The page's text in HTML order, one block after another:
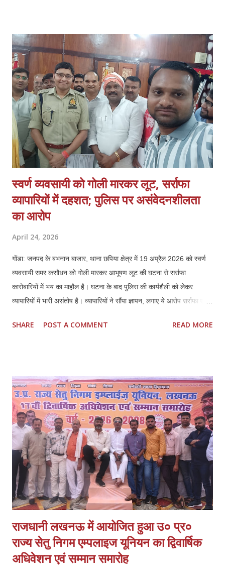
घोषित किया जाना चाहिए। सभी अस्पतालों में CCTV कैमरे लगाए जाने चाहिए और
उन्हें पूरी तरह से सुरक्षित रखा जाना चाहिए। सीनियर पुलिस अधिकारियों को यह
पक्का करना चाहिए कि पुलिस पेट्रोलिंग गाड़ियां अस्पताल के इलाकों में अक्सर
पेट्रोलिंग करें।
स्वर्ण व्यवसायी को गोली मारकर लूट, सर्राफा
व्यापारियों में दहशत; पुलिस पर असंवेदनशीलता
का आरोप
April 24, 2026
गोंडा: जनपद के बभनान बाजार, थाना छपिया क्षेत्र में 19 अप्रैल 2026 को स्वर्ण
व्यवसायी समर कसौधन को गोली मारकर आभूषण लूट की घटना से सर्राफा
कारोबारियों में भय का माहौल है। घटना के बाद पुलिस की कार्यशैली को लेकर
व्यापारियों में भारी असंतोष है। व्यापारियों ने सौंपा ज्ञापन, लगाए ये आरोप सर्राफा एवं
खुद बयान दिया है, जिसका वीडियो भी मौजूद है। इसके बावजूद पुलिस ने उनके भाई
दर्ज हो। 2. समय सीमा में खुलासा कर अपराधियों की गिरफ्तारी और 100%
बरामदगी हो। 3. स्वर्ण व्यवसायी क्षेत्रों में अतिरिक्त पुलिस बल तैनात किया जाए।
4. आत्मरक्षा के लिए स्वर्ण व्यापारियों को प्राथमिकता पर शस्त्र लाइसेंस दिए जाएं।
व्यापारियों का कहना है कि घटना के बाद से माल के आवागमन में असुरक्षा महसूस हो
रही है और व्य...
SHARE POST A COMMENT READ MORE
राजधानी लखनऊ में आयोजित हुआ उ० प्र०
राज्य सेतु निगम एम्पलाइज यूनियन का द्विवार्षिक
अधिवेशन एवं सम्मान समारोह